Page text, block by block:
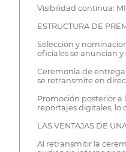
Visibilidad continua:
ESTRUCTURA DE
Selección y
oficiales se anuncian y
Ceremonia de entrega
se retransmite en
Promoción posterior a
reportajes digitales, lo
LAS VENTAJAS DE
Al retransmitir la